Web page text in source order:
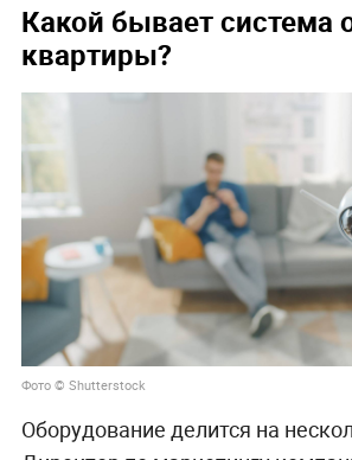
Какой бывает система
квартиры?
Фото © Shutterstock
Оборудование делится на